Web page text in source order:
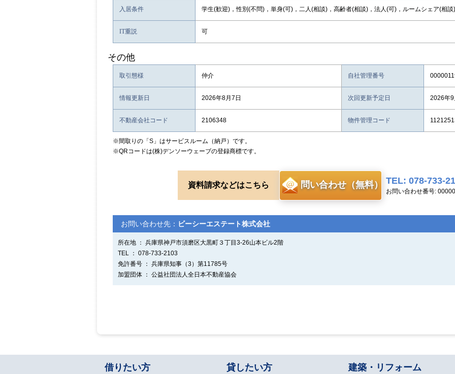
入居条件 学生(歓迎)，性別(不問)，単身(可)，二人(相談)，高齢者(相談)，法人(可)，ルームシェア(相
IT重説 可
その他
取引態様 仲介 自社管理番号
情報更新日 2026年8月7日 次回更新予定日 2026年
不動産会社コード 2106348 物件管理コード
※間取りの「S」はサービスルーム（納戸）です。
※QRコードは(株)デンソーウェーブの登録商標です。
資料請求などはこちら 問い合わせ（無料） TEL: 078-733-
お問い合わせ番号:
お問い合わせ先： ビーシーエステート株式会社
所在地 ： 兵庫県神戸市須磨区大黒町３丁目3-26山本ビル2階
TEL ： 078-733-2103
免許番号 ： 兵庫県知事（3）第11785号
加盟団体 ： 公益社団法人全日本不動産協会
借りたい方 貸したい方 建築・リフォーム